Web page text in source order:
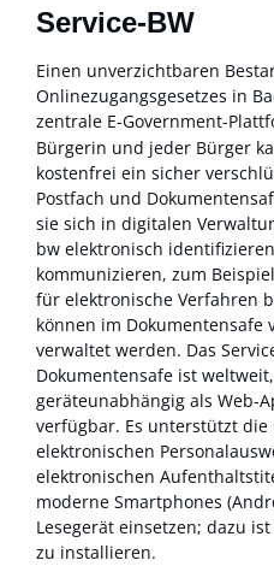
Service-BW
Einen unverzichtbaren
Onlinezugangsgesetzes in
zentrale E-Government-
Bürgerin und jeder Bürger
kostenfrei ein sicher
Postfach und
sie sich in digitalen
bw elektronisch
kommunizieren, zum
für elektronische Verfahren
können im Dokumentensafe
verwaltet werden. Das
Dokumentensafe ist
geräteunabhängig als Web-
verfügbar. Es unterstützt
elektronischen
elektronischen
moderne Smartphones
Lesegerät einsetzen; dazu
zu installieren.